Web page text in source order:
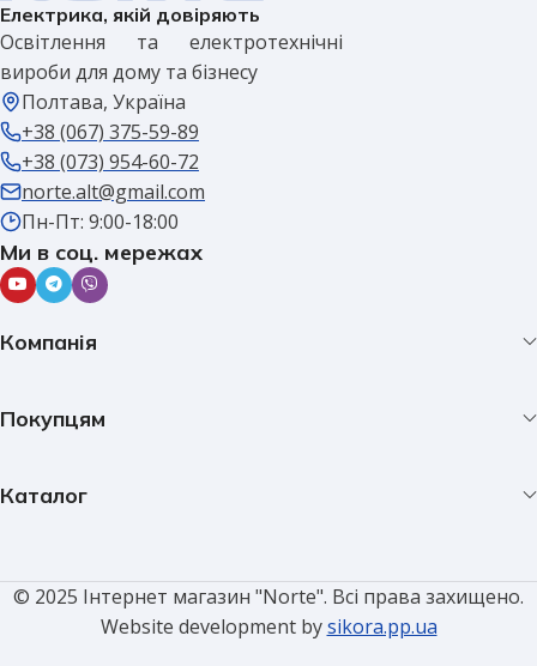
Електрика, якій довіряють
Освітлення та електротехнічні
вироби для дому та бізнесу
Полтава, Україна
+38 (067) 375-59-89
+38 (073) 954-60-72
norte.alt@gmail.com
Пн-Пт: 9:00-18:00
Ми в соц. мережах
Компанія
Покупцям
Каталог
© 2025 Інтернет магазин "Norte". Всі права захищено.
Website development bysikora.pp.ua